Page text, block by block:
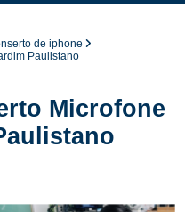
de iphone
Paulistano
Microfone